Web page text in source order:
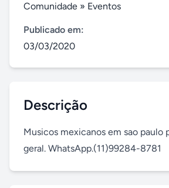
Comunidade » Eventos
Publicado em:
03/03/2020
Descrição
Musicos mexicanos em sao paulo
geral. WhatsApp.(11)99284-8781